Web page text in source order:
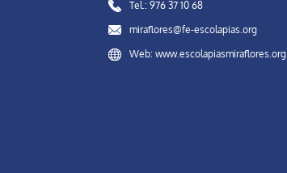
Tel.: 976 37 10 68
miraflores@fe-escolapias.org
Web: www.escolapiasmiraflores.org